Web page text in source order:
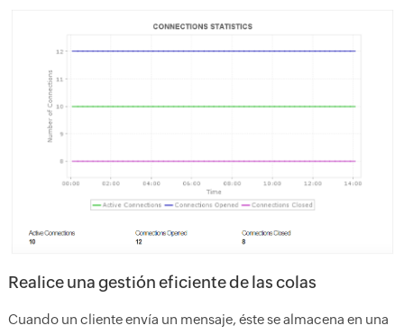
Realice una gestión eficiente de las colas
Cuando un cliente envía un mensaje, éste se almacena en una